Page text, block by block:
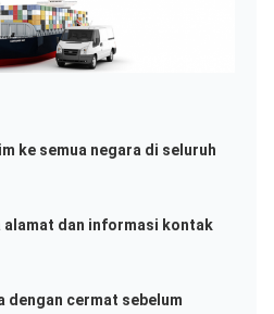
ke semua negara di seluruh
alamat dan informasi kontak
dengan cermat sebelum